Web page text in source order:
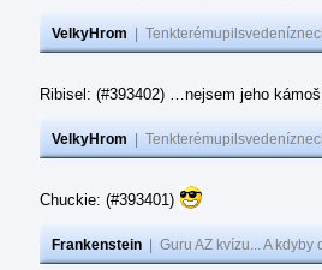
VelkyHrom
Ribisel: (#393402) …nejsem jeho
VelkyHrom
Chuckie: (#393401)
Frankenstein Guru AZ kvízu... A